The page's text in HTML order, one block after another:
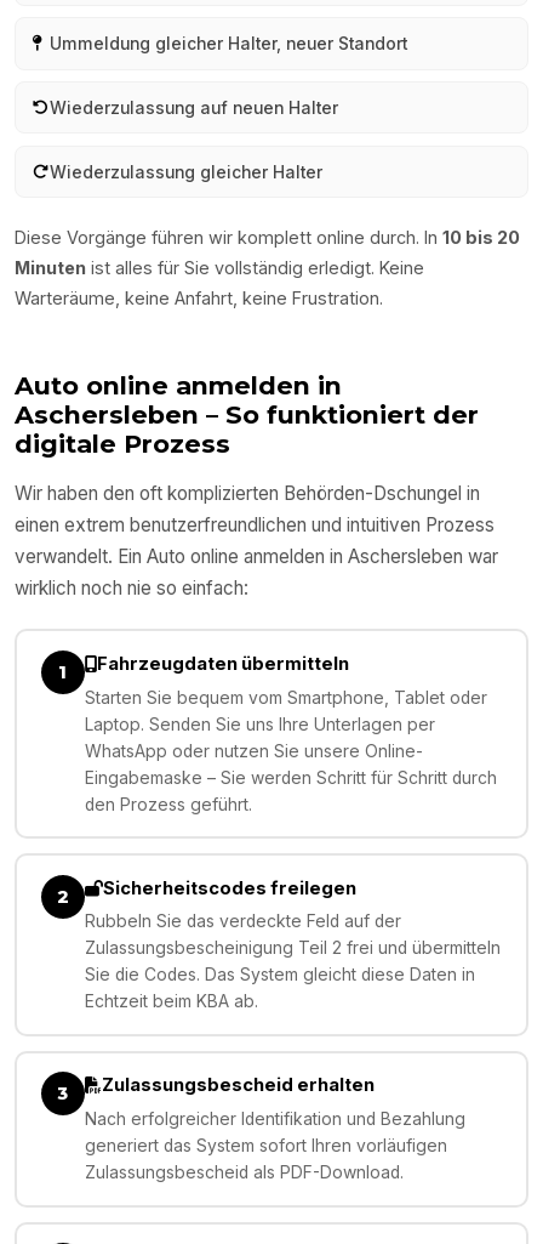
Ummeldung gleicher Halter, neuer Standort
Wiederzulassung auf neuen Halter
Wiederzulassung gleicher Halter
Diese Vorgänge führen wir komplett online durch. In 10 bis 20
Minuten ist alles für Sie vollständig erledigt. Keine
Warteräume, keine Anfahrt, keine Frustration.
Auto online anmelden in
Aschersleben – So funktioniert der
digitale Prozess
Wir haben den oft komplizierten Behörden-Dschungel in
einen extrem benutzerfreundlichen und intuitiven Prozess
verwandelt. Ein Auto online anmelden in Aschersleben war
wirklich noch nie so einfach:
1 Fahrzeugdaten übermitteln
Starten Sie bequem vom Smartphone, Tablet oder
Laptop. Senden Sie uns Ihre Unterlagen per
WhatsApp oder nutzen Sie unsere Online-
Eingabemaske – Sie werden Schritt für Schritt durch
den Prozess geführt.
2 Sicherheitscodes freilegen
Rubbeln Sie das verdeckte Feld auf der
Zulassungsbescheinigung Teil 2 frei und übermitteln
Sie die Codes. Das System gleicht diese Daten in
Echtzeit beim KBA ab.
3 Zulassungsbescheid erhalten
Nach erfolgreicher Identifikation und Bezahlung
generiert das System sofort Ihren vorläufigen
Zulassungsbescheid als PDF-Download.